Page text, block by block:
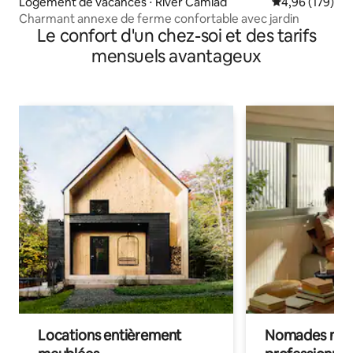
Charmant annexe de ferme confortable avec jardin
Le confort d'un chez-soi et des tarifs
mensuels avantageux
Locations entièrement
Nomades